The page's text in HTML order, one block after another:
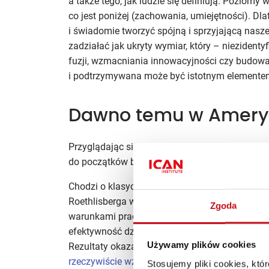
Zgoda
Używamy plików cookies
Stosujemy pliki cookies,
co jest poniżej (zachowania, umiejętności).
i świadomie tworzyć spójną i sprzyjającą
zadziałać jak ukryty wymiar, który –
fuzji, wzmacniania innowacyjności czy
i podtrzymywana może być istotnym
Dawno temu w
Przyglądając się działaniu kultury
do początków badań nad małymi grupami,
Chodzi o klasyczne już w socjologii (szkoła
Roethlisberga w Zakładach Hawthorne’a w
warunkami pracy a efektywnością
efektywność działania (oświetlenie miejsca
Rezultaty okazały się jednak inne: przy stałej
rzeczywiście wzrastała, następnie jednak